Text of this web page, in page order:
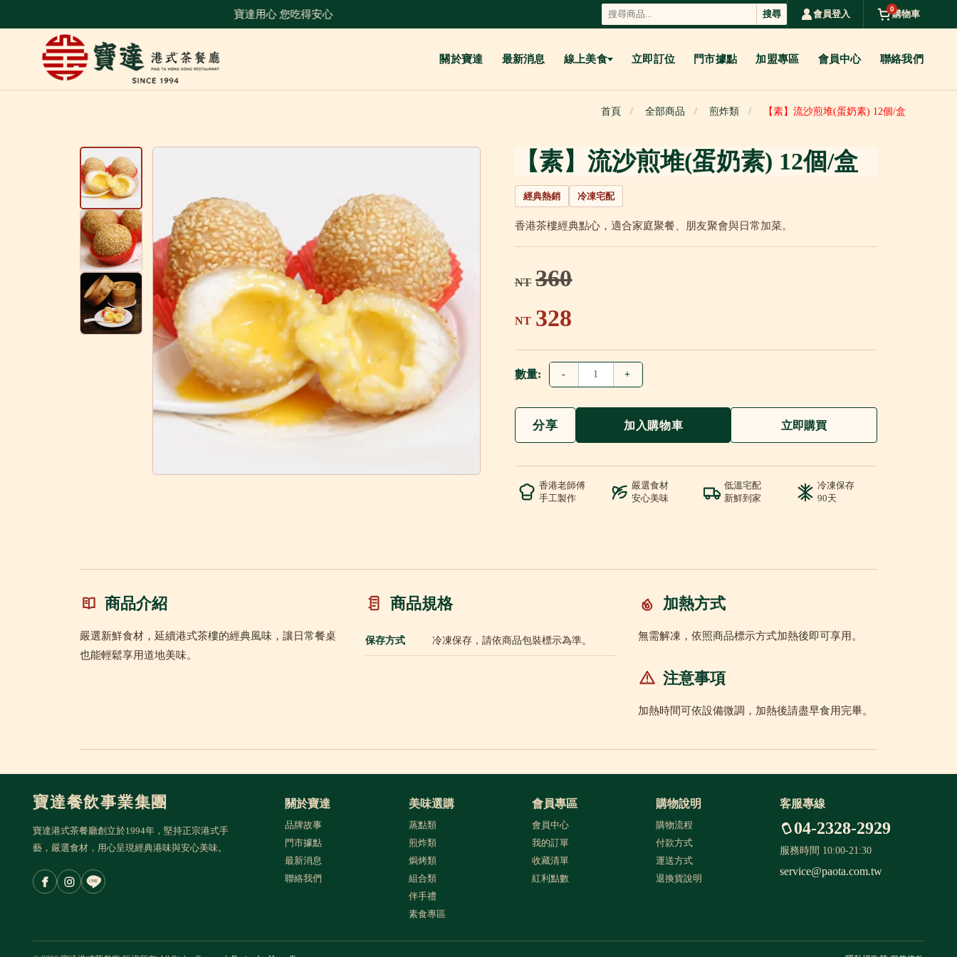
到
寶達用心 您吃得安心 搜尋 會員登入 購物車
0
關於寶達 最新消息 線上美食 立即訂位 門市據點 加盟專區 會員中心 聯絡我們
首頁 全部商品 煎炸類 【素】流沙煎堆(蛋奶素) 12個/盒
【素】流沙煎堆(蛋奶素) 12個/盒
經典熱銷 冷凍宅配
香港茶樓經典點心，適合家庭聚餐、朋友聚會與日常加菜。
NT 360
NT 328
數量: - +
分享 加入購物車 立即購買
香港老師傅
手工製作
嚴選食材
安心美味
低溫宅配
新鮮到家
冷凍保存
90天
商品介紹
嚴選新鮮食材，延續港式茶樓的經典風味，讓日常餐桌
也能輕鬆享用道地美味。
商品規格
保存方式 冷凍保存，請依商品包裝標示為準。
加熱方式
無需解凍，依照商品標示方式加熱後即可享用。
注意事項
加熱時間可依設備微調，加熱後請盡早食用完畢。
寶達餐飲事業集團
寶達港式茶餐廳創立於1994年，堅持正宗港式手
藝，嚴選食材，用心呈現經典港味與安心美味。
關於寶達
品牌故事
門市據點
最新消息
聯絡我們
美味選購
蒸點類
煎炸類
焗烤類
組合類
伴手禮
素食專區
會員專區
會員中心
我的訂單
收藏清單
紅利點數
購物說明
購物流程
付款方式
運送方式
退換貨說明
客服專線
04-2328-2929
服務時間 10:00-21:30
service@paota.com.tw